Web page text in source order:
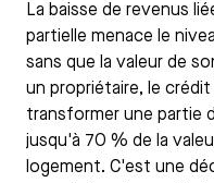
La baisse de revenus
partielle menace le
sans que la valeur de
un propriétaire, le
transformer une partie
jusqu'à 70 % de la
logement. C'est une